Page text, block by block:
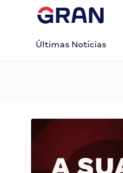
Últimas Notícias